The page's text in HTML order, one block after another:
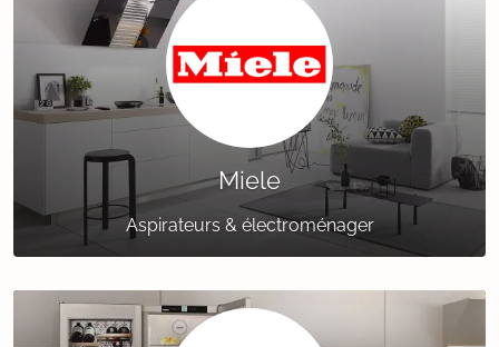
Miele
Aspirateurs & électroménager